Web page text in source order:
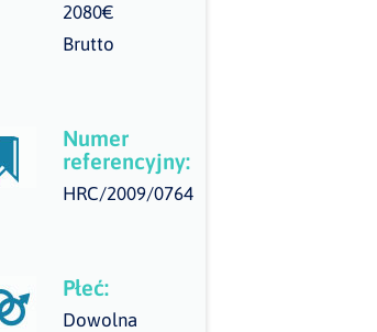
2080€
Brutto
Numer
referencyjny:
HRC/2009/0764
Płeć:
Dowolna